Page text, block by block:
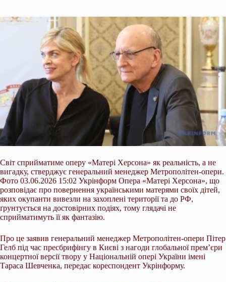
Світ сприйматиме оперу «Матері Херсона» як реальність, а не
вигадку, стверджує генеральний менеджер Метрополітен-опери.
Фото 03.06.2026 15:02 Укрінформ Опера «Матері Херсона», що
розповідає про повернення українськими матерями своїх дітей,
яких окупанти вивезли на захоплені території та до РФ,
ґрунтується на достовірних подіях, тому глядачі не
сприйматимуть її як фантазію.
Про це заявив генеральний менеджер Метрополітен-опери Пітер
Гелб під час пресбрифінгу в Києві з нагоди глобальної прем’єри
концертної версії твору у Національній опері України імені
Тараса Шевченка, передає кореспондент Укрінформу.